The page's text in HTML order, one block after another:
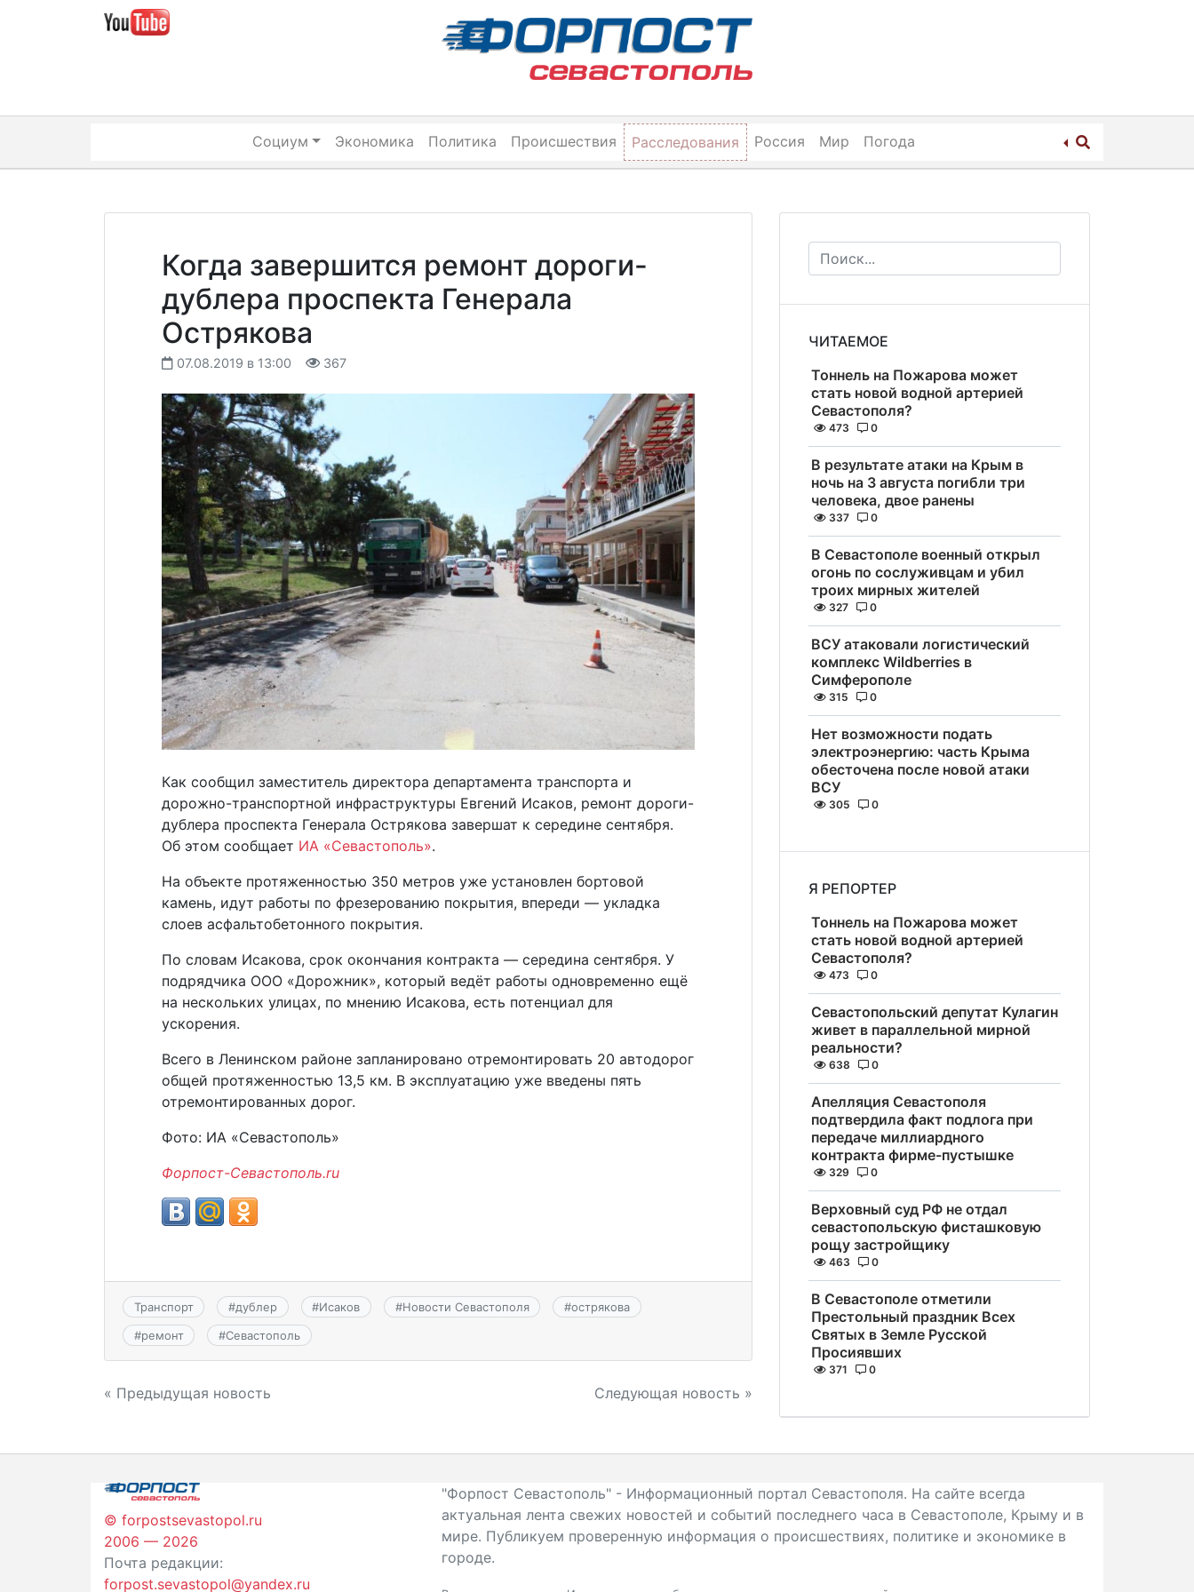
Социум Экономика Политика Происшествия Расследования Россия Мир Погода
Когда завершится ремонт дороги-
дублера проспекта Генерала
Острякова
07.08.2019 в 13:00 367
Как сообщил заместитель директора департамента транспорта и
дорожно-транспортной инфраструктуры Евгений Исаков, ремонт дороги-
дублера проспекта Генерала Острякова завершат к середине сентября.
Об этом сообщает ИА «Севастополь».
На объекте протяженностью 350 метров уже установлен бортовой
камень, идут работы по фрезерованию покрытия, впереди — укладка
слоев асфальтобетонного покрытия.
По словам Исакова, срок окончания контракта — середина сентября. У
подрядчика ООО «Дорожник», который ведёт работы одновременно ещё
на нескольких улицах, по мнению Исакова, есть потенциал для
ускорения.
Всего в Ленинском районе запланировано отремонтировать 20 автодорог
общей протяженностью 13,5 км. В эксплуатацию уже введены пять
отремонтированных дорог.
Фото: ИА «Севастополь»
Форпост-Севастополь.ru
Транспорт #дублер #Исаков #Новости Севастополя #острякова
#ремонт #Севастополь
Навигация
записям
« Предыдущая новость Следующая новость »
ЧИТАЕМОЕ
Тоннель на Пожарова может
стать новой водной артерией
Севастополя?
473 0
В результате атаки на Крым в
ночь на 3 августа погибли три
человека, двое ранены
337 0
В Севастополе военный открыл
огонь по сослуживцам и убил
троих мирных жителей
327 0
ВСУ атаковали логистический
комплекс Wildberries в
Симферополе
315 0
Нет возможности подать
электроэнергию: часть Крыма
обесточена после новой атаки
ВСУ
305 0
Я РЕПОРТЕР
Тоннель на Пожарова может
стать новой водной артерией
Севастополя?
473 0
Севастопольский депутат Кулагин
живет в параллельной мирной
реальности?
638 0
Апелляция Севастополя
подтвердила факт подлога при
передаче миллиардного
контракта фирме-пустышке
329 0
Верховный суд РФ не отдал
севастопольскую фисташковую
рощу застройщику
463 0
В Севастополе отметили
Престольный праздник Всех
Святых в Земле Русской
Просиявших
371 0
© forpostsevastopol.ru
2006 — 2026
Почта редакции:
forpost.sevastopol@yandex.ru
"Форпост Севастополь" - Информационный портал Севастополя. На сайте всегда
актуальная лента свежих новостей и событий последнего часа в Севастополе, Крыму и в
мире. Публикуем проверенную информация о происшествиях, политике и экономике в
городе.